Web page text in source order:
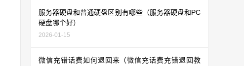
服务器硬盘和普通硬盘区别有哪些（服务器硬盘和PC
硬盘哪个好）
2026-01-15
微信充错话费如何退回来（微信充话费充错退回教